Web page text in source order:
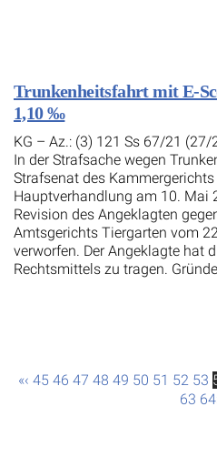
Trunkenheitsfahrt mit E-
1,10 ‰
KG – Az.: (3) 121 Ss 67/21
In der Strafsache wegen
Strafsenat des
Hauptverhandlung am 10. Mai
Revision des Angeklagten
Amtsgerichts Tiergarten vom
verworfen. Der Angeklagte hat
Rechtsmittels zu tragen.
«‹ 45 46 47 48 49 50 51 52 53
63 64